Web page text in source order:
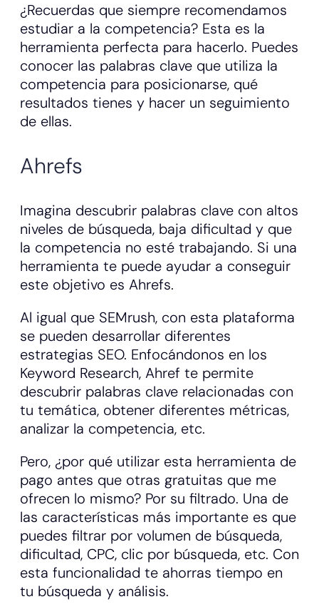
¿Recuerdas que siempre recomendamos
estudiar a la competencia? Esta es la
herramienta perfecta para hacerlo. Puedes
conocer las palabras clave que utiliza la
competencia para posicionarse, qué
resultados tienes y hacer un seguimiento
de ellas.
Ahrefs
Imagina descubrir palabras clave con altos
niveles de búsqueda, baja dificultad y que
la competencia no esté trabajando. Si una
herramienta te puede ayudar a conseguir
este objetivo es Ahrefs.
Al igual que SEMrush, con esta plataforma
se pueden desarrollar diferentes
estrategias SEO. Enfocándonos en los
Keyword Research, Ahref te permite
descubrir palabras clave relacionadas con
tu temática, obtener diferentes métricas,
analizar la competencia, etc.
Pero, ¿por qué utilizar esta herramienta de
pago antes que otras gratuitas que me
ofrecen lo mismo? Por su filtrado. Una de
las características más importante es que
puedes filtrar por volumen de búsqueda,
dificultad, CPC, clic por búsqueda, etc. Con
esta funcionalidad te ahorras tiempo en
tu búsqueda y análisis.